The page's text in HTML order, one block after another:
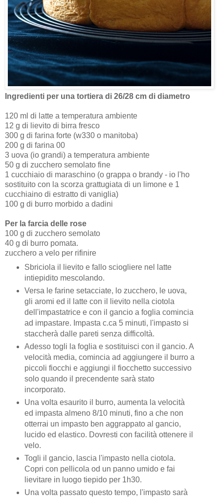
Ingredienti per una tortiera di 26/28 cm di diametro
120 ml di latte a temperatura ambiente
12 g di lievito di birra fresco
300 g di farina forte (w330 o manitoba)
200 g di farina 00
3 uova (io grandi) a temperatura ambiente
50 g di zucchero semolato fine
1 cucchiaio di maraschino (o grappa o brandy - io l'ho
sostituito con la scorza grattugiata di un limone e 1
cucchiaino di estratto di vaniglia)
100 g di burro morbido a dadini
Per la farcia delle rose
100 g di zucchero semolato
40 g di burro pomata.
zucchero a velo per rifinire
Sbriciola il lievito e fallo sciogliere nel latte
intiepidito mescolando.
Versa le farine setacciate, lo zucchero, le uova,
gli aromi ed il latte con il lievito nella ciotola
dell'impastatrice e con il gancio a foglia comincia
ad impastare. Impasta c.ca 5 minuti, l'impasto si
staccherà dalle pareti senza difficoltà.
Adesso togli la foglia e sostituisci con il gancio. A
velocità media, comincia ad aggiungere il burro a
piccoli fiocchi e aggiungi il fiocchetto successivo
solo quando il precendente sarà stato
incorporato.
Una volta esaurito il burro, aumenta la velocità
ed impasta almeno 8/10 minuti, fino a che non
otterrai un impasto ben aggrappato al gancio,
lucido ed elastico. Dovresti con facilità ottenere il
velo.
Togli il gancio, lascia l'impasto nella ciotola.
Copri con pellicola od un panno umido e fai
lievitare in luogo tiepido per 1h30.
Una volta passato questo tempo, l'impasto sarà